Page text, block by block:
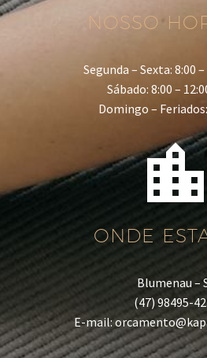
NOSSO
Segunda – Sexta: 8:00
Sábado: 8:00 –
Domingo –
ONDE
Blumenau –
(47) 98495-
E-mail: